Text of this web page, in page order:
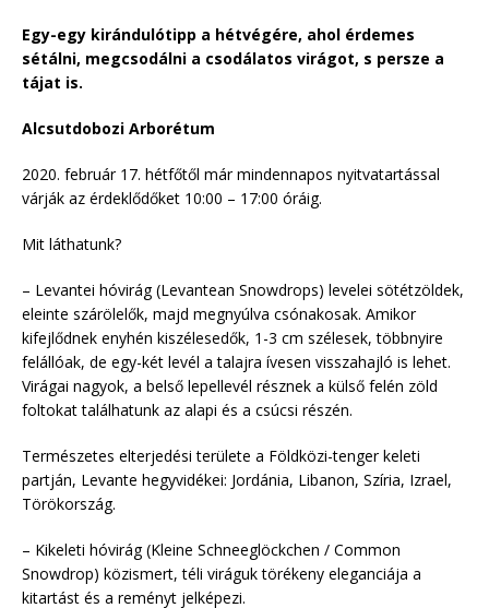
Egy-egy kirándulótipp a hétvégére, ahol érdemes
sétálni, megcsodálni a csodálatos virágot, s persze a
tájat is.
Alcsutdobozi Arborétum
2020. február 17. hétfőtől már mindennapos nyitvatartással
várják az érdeklődőket 10:00 – 17:00 óráig.
Mit láthatunk?
– Levantei hóvirág (Levantean Snowdrops) levelei sötétzöldek,
eleinte szárölelők, majd megnyúlva csónakosak. Amikor
kifejlődnek enyhén kiszélesedők, 1-3 cm szélesek, többnyire
felállóak, de egy-két levél a talajra ívesen visszahajló is lehet.
Virágai nagyok, a belső lepellevél résznek a külső felén zöld
foltokat találhatunk az alapi és a csúcsi részén.
Természetes elterjedési területe a Földközi-tenger keleti
partján, Levante hegyvidékei: Jordánia, Libanon, Szíria, Izrael,
Törökország.
– Kikeleti hóvirág (Kleine Schneeglöckchen / Common
Snowdrop) közismert, téli viráguk törékeny eleganciája a
kitartást és a reményt jelképezi.